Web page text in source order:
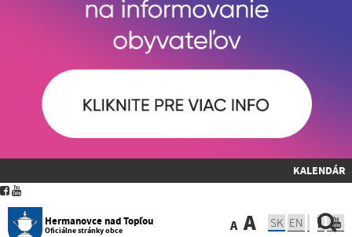
KALENDÁR
Hermanovce nad Topľou
Oficiálne stránky obce A A SK EN